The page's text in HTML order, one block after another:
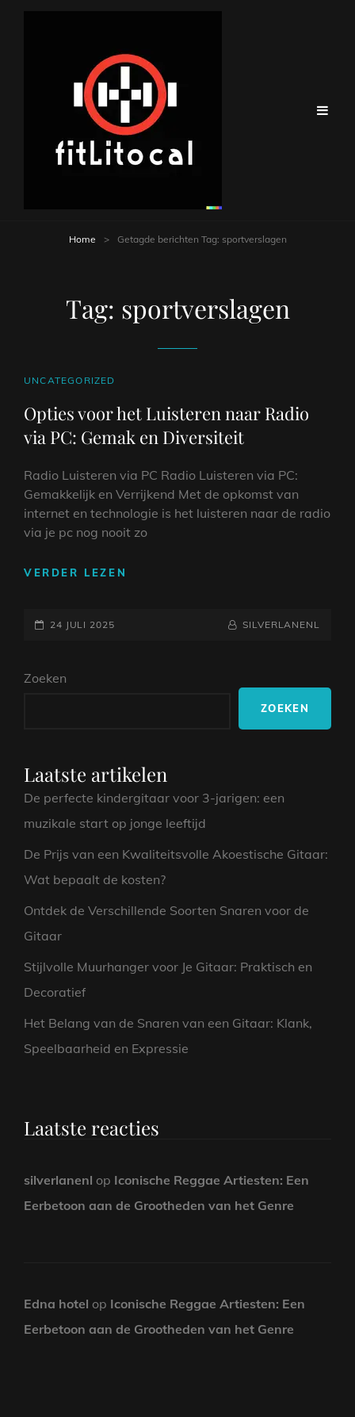
Home > Getagde berichten Tag: sportverslagen
Tag: sportverslagen
CAT
UNCATEGORIZED
Opties voor het Luisteren naar Radio
via PC: Gemak en Diversiteit
Radio Luisteren via PC Radio Luisteren via PC:
Gemakkelijk en Verrijkend Met de opkomst van
internet en technologie is het luisteren naar de radio
via je pc nog nooit zo
VERDER LEZEN
GEPLAATST
24 JULI 2025 NAAMREGEL
BYLINE
SILVERLANENL
Zoeken
ZOEKEN
Laatste artikelen
De perfecte kindergitaar voor 3-jarigen: een
muzikale start op jonge leeftijd
De Prijs van een Kwaliteitsvolle Akoestische Gitaar:
Wat bepaalt de kosten?
Ontdek de Verschillende Soorten Snaren voor de
Gitaar
Stijlvolle Muurhanger voor Je Gitaar: Praktisch en
Decoratief
Het Belang van de Snaren van een Gitaar: Klank,
Speelbaarheid en Expressie
Laatste reacties
silverlanenl op Iconische Reggae Artiesten: Een
Eerbetoon aan de Grootheden van het Genre
Edna hotel op Iconische Reggae Artiesten: Een
Eerbetoon aan de Grootheden van het Genre